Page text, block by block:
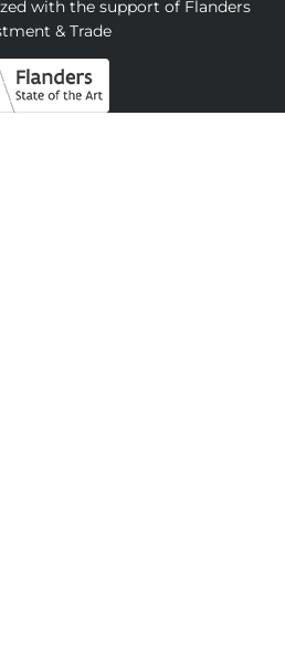
with the support of Flanders
& Trade